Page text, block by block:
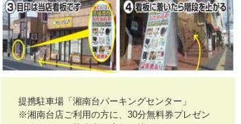
提携駐車場「湘南台パーキングセンター」
※湘南台店ご利用の方に、30分無料券プレゼン